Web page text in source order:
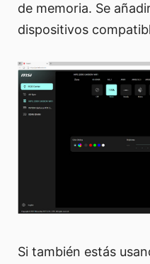
de memoria. Se
dispositivos
Si también estás